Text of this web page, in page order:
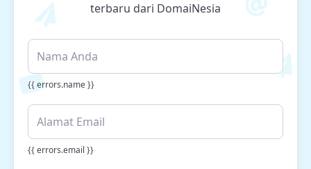
terbaru dari DomaiNesia
{{ errors.name }}
{{ errors.email }}